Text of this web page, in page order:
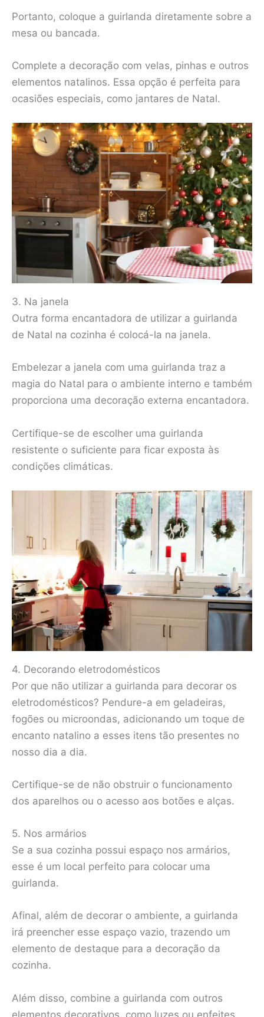
Portanto, coloque a guirlanda diretamente sobre a
mesa ou bancada.
Complete a decoração com velas, pinhas e outros
elementos natalinos. Essa opção é perfeita para
ocasiões especiais, como jantares de Natal.
3. Na janela
Outra forma encantadora de utilizar a guirlanda
de Natal na cozinha é colocá-la na janela.
Embelezar a janela com uma guirlanda traz a
magia do Natal para o ambiente interno e também
proporciona uma decoração externa encantadora.
Certifique-se de escolher uma guirlanda
resistente o suficiente para ficar exposta às
condições climáticas.
4. Decorando eletrodomésticos
Por que não utilizar a guirlanda para decorar os
eletrodomésticos? Pendure-a em geladeiras,
fogões ou microondas, adicionando um toque de
encanto natalino a esses itens tão presentes no
nosso dia a dia.
Certifique-se de não obstruir o funcionamento
dos aparelhos ou o acesso aos botões e alças.
5. Nos armários
Se a sua cozinha possui espaço nos armários,
esse é um local perfeito para colocar uma
guirlanda.
Afinal, além de decorar o ambiente, a guirlanda
irá preencher esse espaço vazio, trazendo um
elemento de destaque para a decoração da
cozinha.
Além disso, combine a guirlanda com outros
elementos decorativos, como luzes ou enfeites